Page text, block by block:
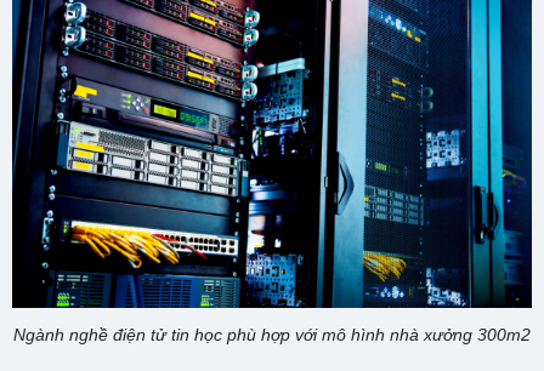
Ngành nghề điện tử tin học phù hợp với mô hình nhà xưởng 300m2